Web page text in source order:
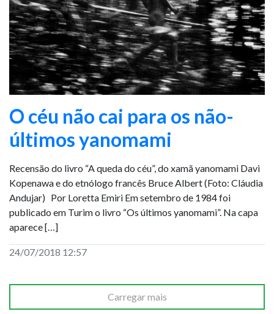
O céu não cai para os não-
últimos yanomami
Recensão do livro “A queda do céu”, do xamã yanomami Davi
Kopenawa e do etnólogo francês Bruce Albert (Foto: Cláudia
Andujar) Por Loretta Emiri Em setembro de 1984 foi
publicado em Turim o livro “Os últimos yanomami”. Na capa
aparece […]
24/07/2018 12:57
Carregar mais